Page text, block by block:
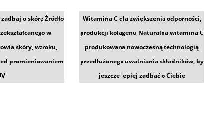
o skórę Źródło
w
skóry, wzroku,
promieniowaniem
Witamina C dla zwiększenia odporności,
produkcji kolagenu Naturalna witamina C
produkowana nowoczesną technologią
przedłużonego uwalniania składników, by
jeszcze lepiej zadbać o Ciebie